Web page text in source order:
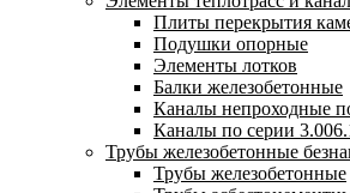
Плиты перекрытия
Подушки опорные
Элементы лотков
Балки железобетонные
Каналы непроходные
Каналы по серии
Трубы железобетонные
Трубы железобетонные